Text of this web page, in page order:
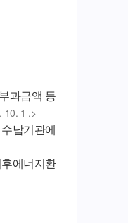
과금액 등
10. 1 .>
납기관에
에너지환